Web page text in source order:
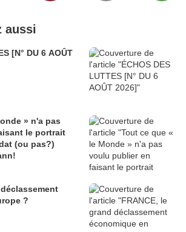
aussi
[N° DU 6 AOÛT
» n'a pas
le portrait
(ou pas?)
?